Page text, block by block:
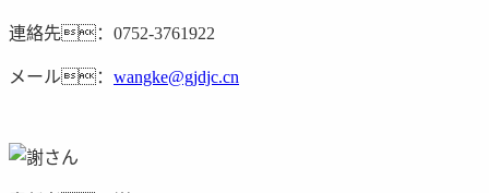
連絡先：0752-3761922
メール： wangke@gjdjc.cn